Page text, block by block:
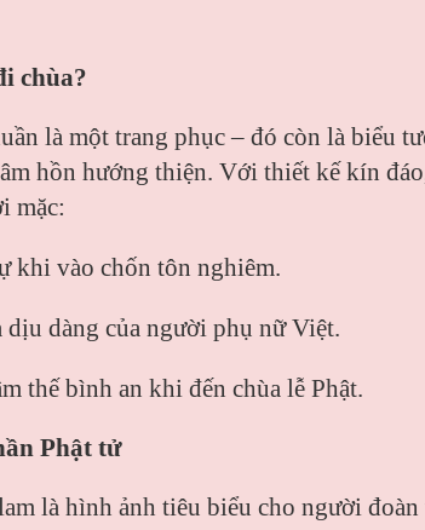
chùa?
là một trang phục – đó còn là biểu
hồn hướng thiện. Với thiết kế kín
mặc:
khi vào chốn tôn nghiêm.
dàng của người phụ nữ Việt.
thế bình an khi đến chùa lễ Phật.
Phật tử
là hình ảnh tiêu biểu cho người đoàn